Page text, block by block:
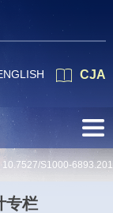
CJA
10.7527/S1000-
专栏